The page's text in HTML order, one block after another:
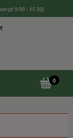
pt 9:00 - 15:30)